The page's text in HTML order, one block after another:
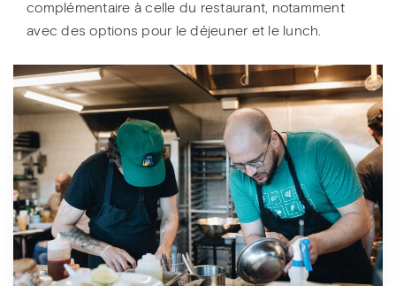
complémentaire à celle du restaurant, notamment
avec des options pour le déjeuner et le lunch.